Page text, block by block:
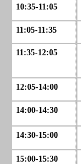
10:35-11:05
11:05-11:35
11:35-12:05
12:05-14:00
14:00-14:30
14:30-15:00
15:00-15:30